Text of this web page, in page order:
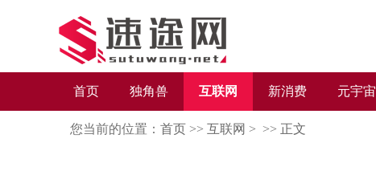
首页 独角兽 互联网 新消费 元宇宙
您当前的位置： 首页 >> 互联网 > >> 正文